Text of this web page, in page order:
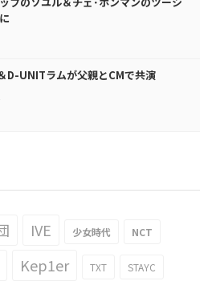
D-UNITラムが父親とCMで共演
IVE 少女時代 NCT
Kep1er TXT STAYC